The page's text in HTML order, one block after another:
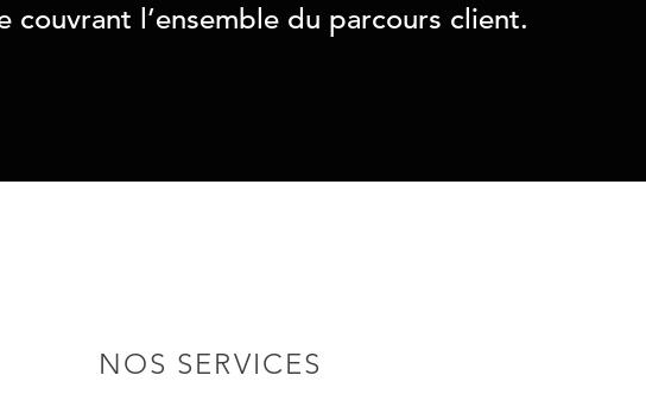
couvrant l’ensemble du parcours client.
NOS SERVICES